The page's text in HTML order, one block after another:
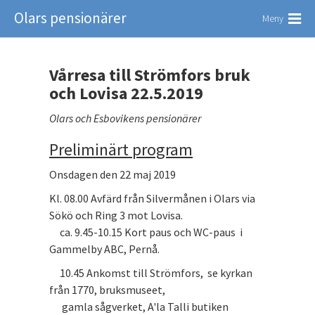
Olars pensionärer Meny
Vårresa till Strömfors bruk
och Lovisa 22.5.2019
Olars och Esbovikens pensionärer
Preliminärt program
Onsdagen den 22 maj 2019
Kl. 08.00 Avfärd från Silvermånen i Olars via
Sökö och Ring 3 mot Lovisa.
ca. 9.45-10.15 Kort paus och WC-paus i
Gammelby ABC, Pernå.
10.45 Ankomst till Strömfors, se kyrkan
från 1770, bruksmuseet,
gamla sågverket, A'la Talli butiken